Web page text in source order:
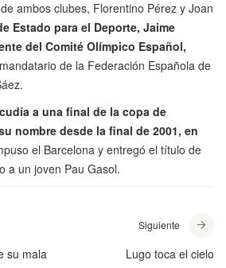
ambos clubes, Florentino Pérez y Joan
Estado para el Deporte, Jaime
del Comité Olímpico Español,
de la Federación Española de
a una final de la copa de
nombre desde la final de 2001, en
el Barcelona y entregó el título de
a un joven Pau Gasol.
su mala
Siguiente
Lugo toca el cielo